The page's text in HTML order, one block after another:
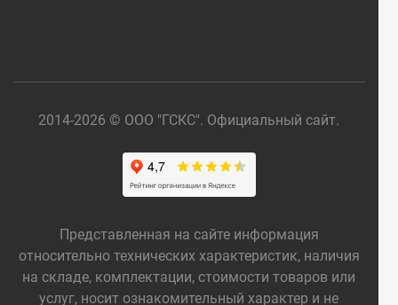
2014-2026 © ООО "ГСКС". Официальный сайт.
Представленная на сайте информация
относительно технических характеристик, наличия
на складе, комплектации, стоимости товаров или
услуг, носит ознакомительный характер и не